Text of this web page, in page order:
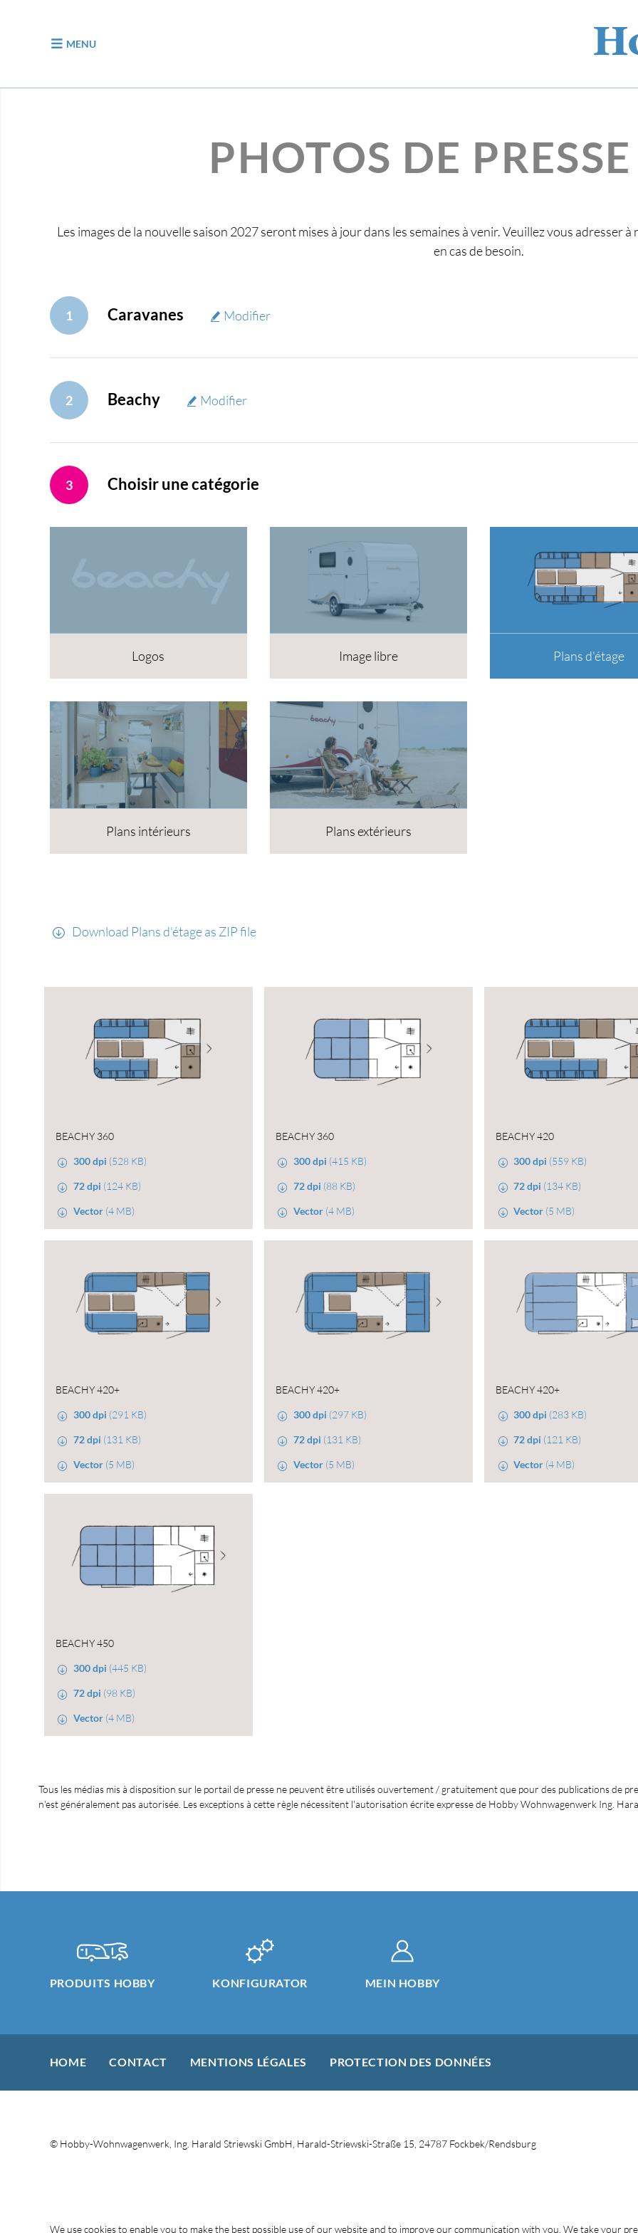
MENU
PHOTOS DE
Les images de la nouvelle saison 2027 seront mises à jour dans les semaines à venir. Veuillez vous adresser
en cas de besoin.
1 Caravanes Modifier
2 Beachy Modifier
3 Choisir une catégorie
Logos Image libre Plans d'étage
Plans intérieurs Plans extérieurs
Download Plans d'étage as ZIP file
BEACHY 360
300 dpi (528 KB)
72 dpi (124 KB)
Vector(4 MB)
BEACHY 360
300 dpi (415 KB)
72 dpi (88 KB)
Vector(4 MB)
BEACHY 420
300 dpi (559 KB)
72 dpi (134 KB)
Vector (5 MB)
BEACHY 420+
300 dpi (291 KB)
72 dpi (131 KB)
Vector(5 MB)
BEACHY 420+
300 dpi (297 KB)
72 dpi (131 KB)
Vector(5 MB)
BEACHY 420+
300 dpi (283 KB)
72 dpi (121 KB)
Vector (4 MB)
BEACHY 450
300 dpi (445 KB)
72 dpi (98 KB)
Vector(4 MB)
Tous les médias mis à disposition sur le portail de presse ne peuvent être utilisés ouvertement / gratuitement que pour des publications de
n'est généralement pas autorisée. Les exceptions à cette règle nécessitent l'autorisation écrite expresse de Hobby Wohnwagenwerk Ing.
PRODUITS HOBBY KONFIGURATOR MEIN HOBBY
HOME CONTACT MENTIONS LÉGALES PROTECTION DES DONNÉES
© Hobby-Wohnwagenwerk, Ing. Harald Striewski GmbH, Harald-Striewski-Straße 15, 24787 Fockbek/Rendsburg
We use cookies to enable you to make the best possible use of our website and to improve our communication with you. We take your